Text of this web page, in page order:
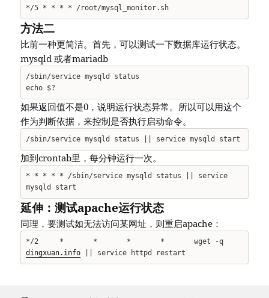
*/5 * * * * /root/mysql_monitor.sh
方法二
比前一种更简洁。首先，可以测试一下数据库运行状态。
mysqld 或者mariadb
/sbin/service mysqld status
echo $?
如果返回值不是0，说明运行状态异常。所以可以用这个
作为判断依据，来控制是否执行启动命令。
/sbin/service mysqld status || service mysqld start
加到crontab里，每分钟运行一次。
* * * * * /sbin/service mysqld status || service
mysqld start
延伸：测试apache运行状态
同理，要测试如无法访问某网址，则重启apache：
*/2 * * * * wget -q
dingxuan.info || service httpd restart